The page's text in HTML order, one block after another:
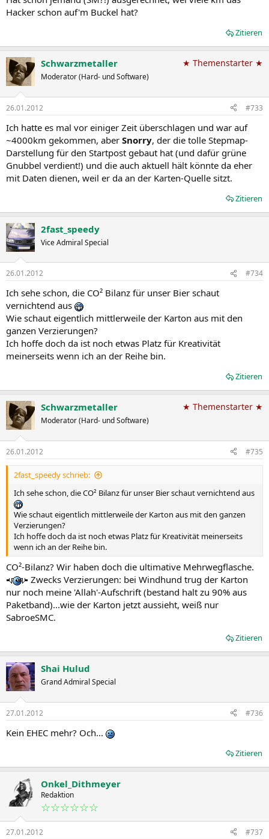
Hacker schon auf'm Buckel hat?
Zitieren
Schwarzmetaller
Moderator (Hard- und Software)
★ Themenstarter ★
26.01.2012 #733
Ich hatte es mal vor einiger Zeit überschlagen und war auf
~4000km gekommen, aber Snorry, der die tolle Stepmap-
Darstellung für den Startpost gebaut hat (und dafür grüne
Gnubbel verdient!) und die auch aktuell hält könnte da eher
mit Daten dienen, weil er da an der Karten-Quelle sitzt.
Zitieren
2fast_speedy
Vice Admiral Special
26.01.2012 #734
Ich sehe schon, die CO² Bilanz für unser Bier schaut
vernichtend aus
Wie schaut eigentlich mittlerweile der Karton aus mit den
ganzen Verzierungen?
Ich hoffe doch da ist noch etwas Platz für Kreativität
meinerseits wenn ich an der Reihe bin.
Zitieren
Schwarzmetaller
Moderator (Hard- und Software)
★ Themenstarter ★
26.01.2012 #735
2fast_speedy schrieb:
Ich sehe schon, die CO² Bilanz für unser Bier schaut vernichtend aus
Wie schaut eigentlich mittlerweile der Karton aus mit den ganzen
Verzierungen?
Ich hoffe doch da ist noch etwas Platz für Kreativität meinerseits
wenn ich an der Reihe bin.
CO²-Bilanz? Wir haben doch die ultimative Mehrwegflasche.
Zwecks Verzierungen: bei Windhund trug der Karton
nur noch meine 'Allah'-Aufschrift (bestand halt zu 90% aus
Paketband)...wie der Karton jetzt aussieht, weiß nur
SabroeSMC.
Zitieren
Shai Hulud
Grand Admiral Special
27.01.2012 #736
Kein EHEC mehr? Och...
Zitieren
Onkel_Dithmeyer
Redaktion
☆☆☆☆☆☆
27.01.2012 #737